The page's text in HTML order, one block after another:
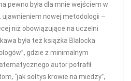
pewno była dla mnie wejściem w
ujawnieniem nowej metodologii –
niż obowiązujące na uczelni
była też książka Blalocka
gdzie z minimalnym
autor potrafił
“jak sołtys krowie na miedzy”,